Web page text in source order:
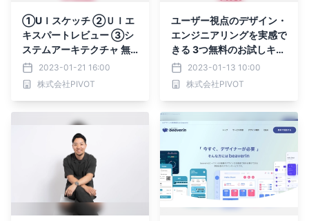
①UＩスケッチ ②ＵＩエ
キスパートレビュー ③シ
ステムアーキテクチャ 無
料お試しキャンペーンを実
施中！
2023-01-21 16:00
株式会社PIVOT
ユーザー視点のデザイン・
エンジニアリングを実感で
きる 3つ無料のお試しキャ
ンペーンを実施中！
2023-01-13 10:00
株式会社PIVOT